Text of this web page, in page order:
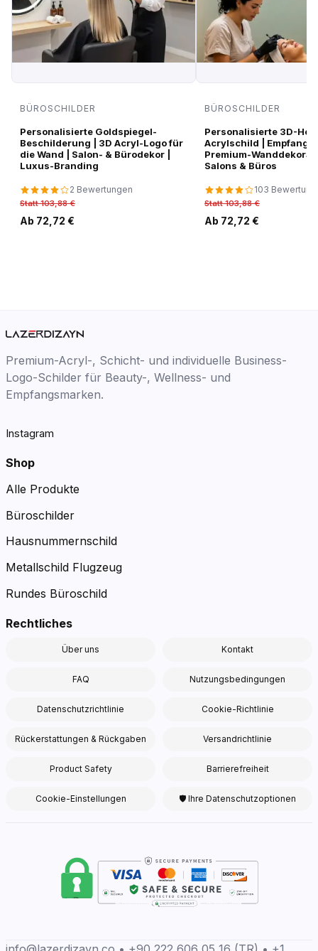
BÜROSCHILDER
Personalisierte Goldspiegel-
Beschilderung | 3D Acryl-Logo für
die Wand | Salon- & Bürodekor |
Luxus-Branding
2 Bewertungen
Statt 103,88 €
Ab 72,72 €
BÜROSCHILDER
Personalisierte 3D-
Acrylschild |
Premium-
Salons & Büros
103
Statt 103,88 €
Ab 72,72 €
Premium-Acryl-, Schicht- und individuelle Business-
Logo-Schilder für Beauty-, Wellness- und
Empfangsmarken.
Instagram
Shop
Alle Produkte
Büroschilder
Hausnummernschild
Metallschild Flugzeug
Rundes Büroschild
Rechtliches
Über uns Kontakt
FAQ Nutzungsbedingungen
Datenschutzrichtlinie Cookie-Richtlinie
Rückerstattungen & Rückgaben Versandrichtlinie
Product Safety Barrierefreiheit
Cookie-Einstellungen 🛡 Ihre Datenschutzoptionen